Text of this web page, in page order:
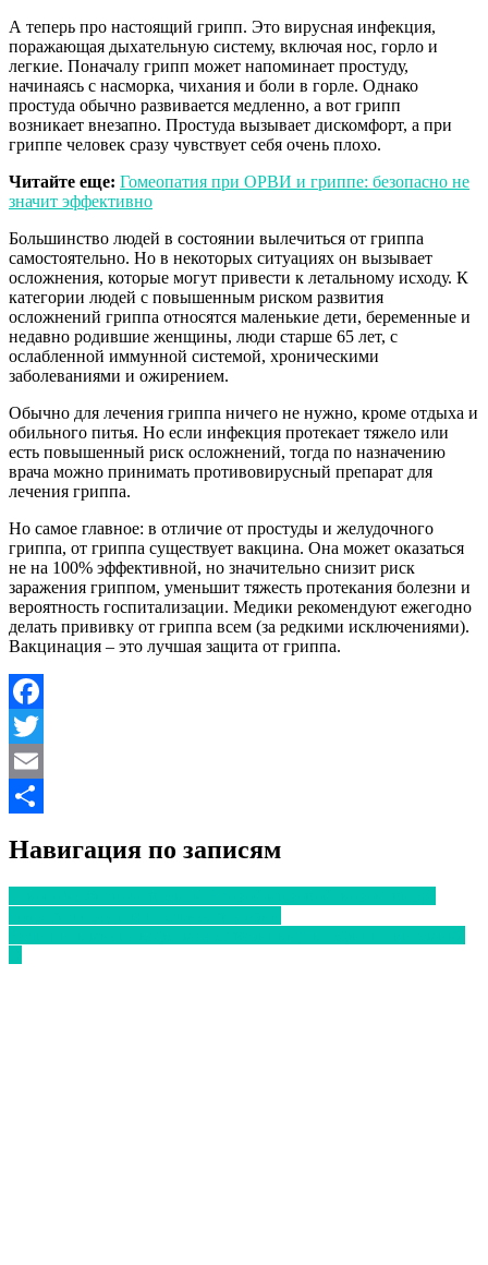
А теперь про настоящий грипп. Это вирусная инфекция,
поражающая дыхательную систему, включая нос, горло и
легкие. Поначалу грипп может напоминает простуду,
начинаясь с насморка, чихания и боли в горле. Однако
простуда обычно развивается медленно, а вот грипп
возникает внезапно. Простуда вызывает дискомфорт, а при
гриппе человек сразу чувствует себя очень плохо.
Читайте еще: Гомеопатия при ОРВИ и гриппе: безопасно не
значит эффективно
Большинство людей в состоянии вылечиться от гриппа
самостоятельно. Но в некоторых ситуациях он вызывает
осложнения, которые могут привести к летальному исходу. К
категории людей с повышенным риском развития
осложнений гриппа относятся маленькие дети, беременные и
недавно родившие женщины, люди старше 65 лет, с
ослабленной иммунной системой, хроническими
заболеваниями и ожирением.
Обычно для лечения гриппа ничего не нужно, кроме отдыха и
обильного питья. Но если инфекция протекает тяжело или
есть повышенный риск осложнений, тогда по назначению
врача можно принимать противовирусный препарат для
лечения гриппа.
Но самое главное: в отличие от простуды и желудочного
гриппа, от гриппа существует вакцина. Она может оказаться
не на 100% эффективной, но значительно снизит риск
заражения гриппом, уменьшит тяжесть протекания болезни и
вероятность госпитализации. Медики рекомендуют ежегодно
делать прививку от гриппа всем (за редкими исключениями).
Вакцинация – это лучшая защита от гриппа.
Facebook
Twitter
Email
Навигация по записям